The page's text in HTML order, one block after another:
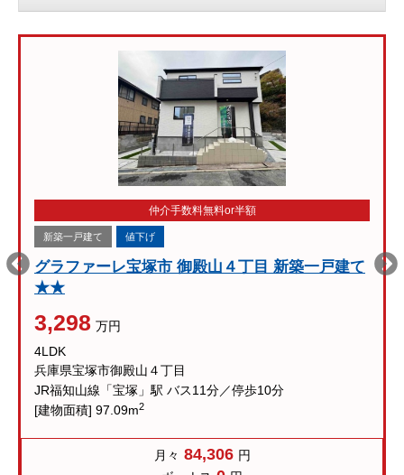
仲介手数料無料or半額
新築一戸建て 値下げ
グラファーレ宝塚市 御殿山４丁目 新築一戸建て
★★
3,298 万円
4LDK
兵庫県宝塚市御殿山４丁目
JR福知山線「宝塚」駅 バス11分／停歩10分
[建物面積] 97.09m2
月々 84,306 円